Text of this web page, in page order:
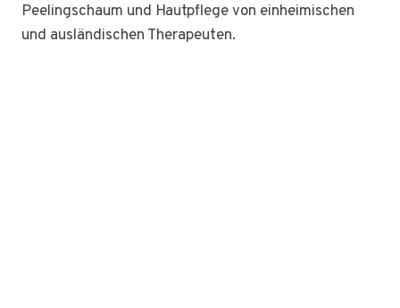
Peelingschaum und Hautpflege von einheimischen
und ausländischen Therapeuten.